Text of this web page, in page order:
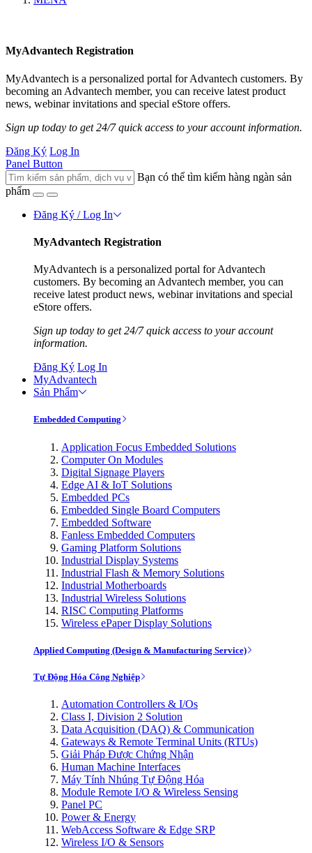
MyAdvantech Registration
MyAdvantech is a personalized portal for Advantech customers. By
becoming an Advantech member, you can receive latest product
news, webinar invitations and special eStore offers.
Sign up today to get 24/7 quick access to your account information.
Đăng Ký Log In
Panel Button
Bạn có thể tìm kiếm hàng ngàn sản
phẩm
Đăng Ký / Log In
MyAdvantech Registration
MyAdvantech is a personalized portal for Advantech
customers. By becoming an Advantech member, you can
receive latest product news, webinar invitations and special
eStore offers.
Sign up today to get 24/7 quick access to your account
information.
Đăng Ký Log In
MyAdvantech
Sản Phẩm
Embedded Computing
Application Focus Embedded Solutions
Computer On Modules
Digital Signage Players
Edge AI & IoT Solutions
Embedded PCs
Embedded Single Board Computers
Embedded Software
Fanless Embedded Computers
Gaming Platform Solutions
Industrial Display Systems
Industrial Flash & Memory Solutions
Industrial Motherboards
Industrial Wireless Solutions
RISC Computing Platforms
Wireless ePaper Display Solutions
Applied Computing (Design & Manufacturing Service)
Tự Động Hóa Công Nghiệp
Automation Controllers & I/Os
Class I, Division 2 Solution
Data Acquisition (DAQ) & Communication
Gateways & Remote Terminal Units (RTUs)
Giải Pháp Được Chứng Nhận
Human Machine Interfaces
Máy Tính Nhúng Tự Động Hóa
Module Remote I/O & Wireless Sensing
Panel PC
Power & Energy
WebAccess Software & Edge SRP
Wireless I/O & Sensors